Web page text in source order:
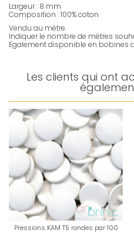
Largeur : 8 mm
Composition : 100% coton
Vendu au mètre.
Indiquer le nombre de mètres
Egalement disponible en bobines
Les clients qui ont
Pressions KAM T5 rondes par 100